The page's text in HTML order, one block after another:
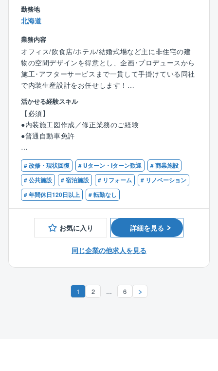
マンションの物件もあり、メインは5000万～1億規模
と大規模ですので、スキルアップを目指す方にお勧め
【入社後の研修制度について】
スキルや前職での経験に合わせて、1週間～1ヶ月程
度、同社の現場代理人教育を実施します。
また、現場に合わせた特別教育（有機溶剤、石綿ゴン
【同社の魅力】
☆平均残業時間20h以下と少なめ
☆研修体制が充実しており、安心して業務に取り組む
ことができます
☆転勤はなく、腰を据えて就業可能！
☆穴吹ハウジングGの安定基盤がございます！
勤務地
北海道
業務内容
オフィス/飲食店/ホテル/結婚式場など主に非住宅の建
物の空間デザインを得意とし、企画･プロデュースから
施工･アフターサービスまで一貫して手掛けている同社
で内装生産設計をお任せします！
※既存顧客からの紹介メイン
【具体的には】
■CADによる施工図作成／修正
■竣工図の作成
■各種申請書類の作成
■使用CAD（ベクターワークス、オートキャド）
【同社の強み】
■コンセプトを含めたブランディングプロデュース/設
計デザイン/施工/運営までを手掛け、数多くの実績を築
いてきた企業です！
■新築のみならず、増改築、リノベーションなど豊富な
電気・機械設備工事も自社スタッフがおり、コスト
ブランディングやグラフィックなど、クリエイティブ
全体をプロデュースしご提案。
活かせる経験スキル
【必須】
●内装施工図作成／修正業務のご経験
●普通自動車免許
【歓迎】
●建築士（一級、二級）
●建築施工管理技士（1級、2級）
他、建築関係の資格
# 改修・現状回復 # Uターン・Iターン歓迎
# 商業施設
# 公共施設
# 宿泊施設 # リフォーム
# リノベーション
# 年間休日120日以上
# 転勤なし
お気に入り 詳細を見る
同じ企業の他求人を見る
1 2 ... 6